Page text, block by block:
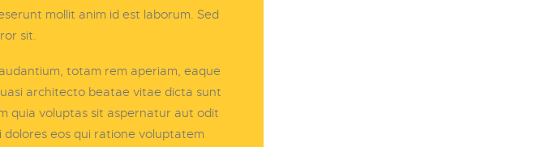
mollit anim id est laborum. Sed
sit.
totam rem aperiam, eaque
architecto beatae vitae dicta sunt
quia voluptas sit aspernatur aut odit
eos qui ratione voluptatem